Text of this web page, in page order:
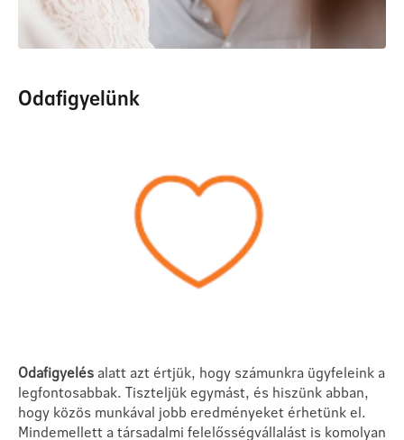
Odafigyelünk
Odafigyelés alatt azt értjük, hogy számunkra ügyfeleink a
legfontosabbak. Tiszteljük egymást, és hiszünk abban,
hogy közös munkával jobb eredményeket érhetünk el.
Mindemellett a társadalmi felelősségvállalást is komolyan